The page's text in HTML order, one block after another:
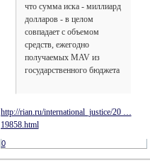
что сумма иска - миллиард
долларов - в целом
совпадает с объемом
средств, ежегодно
получаемых MAV из
государственного бюджета
http://rian.ru/international_justice/20 …
19858.html
0